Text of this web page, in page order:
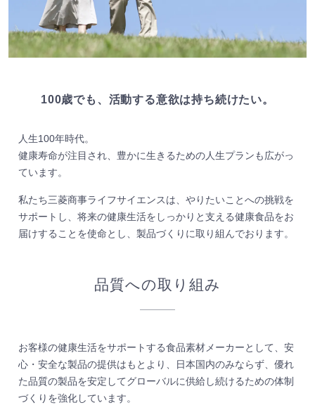
100歳でも、活動する意欲は持ち続けたい。
人生100年時代。
健康寿命が注目され、豊かに生きるための人生プランも広がっ
ています。
私たち三菱商事ライフサイエンスは、やりたいことへの挑戦を
サポートし、将来の健康生活をしっかりと支える健康食品をお
届けすることを使命とし、製品づくりに取り組んでおります。
品質への取り組み
お客様の健康生活をサポートする食品素材メーカーとして、安
心・安全な製品の提供はもとより、日本国内のみならず、優れ
た品質の製品を安定してグローバルに供給し続けるための体制
づくりを強化しています。